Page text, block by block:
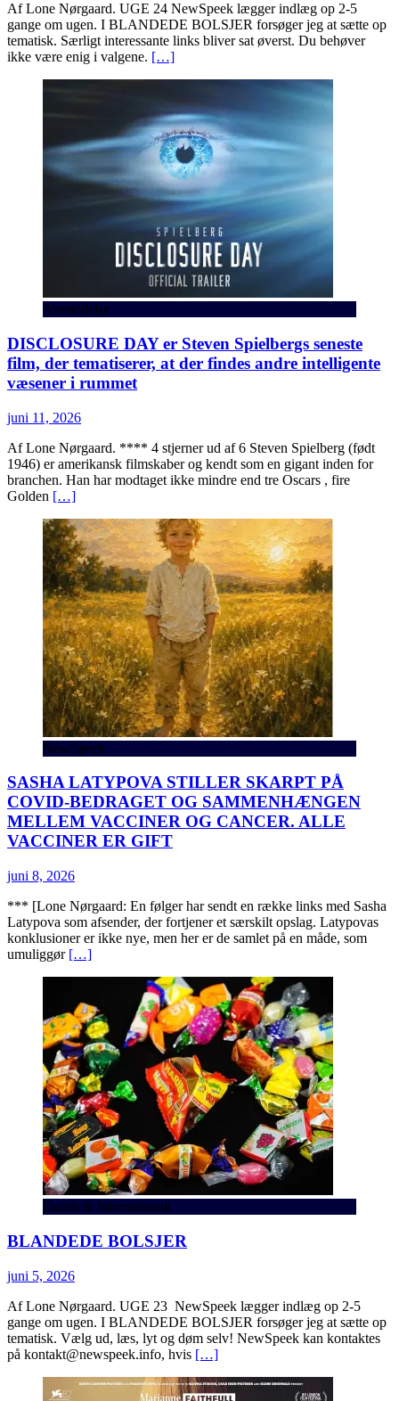
Af Lone Nørgaard. UGE 24 NewSpeek lægger indlæg op 2-5
gange om ugen. I BLANDEDE BOLSJER forsøger jeg at sætte op
tematisk. Særligt interessante links bliver sat øverst. Du behøver
ikke være enig i valgene. […]
Anmeldelse
DISCLOSURE DAY er Steven Spielbergs seneste
film, der tematiserer, at der findes andre intelligente
væsener i rummet
juni 11, 2026
Af Lone Nørgaard. **** 4 stjerner ud af 6 Steven Spielberg (født
1946) er amerikansk filmskaber og kendt som en gigant inden for
branchen. Han har modtaget ikke mindre end tre Oscars , fire
Golden […]
NewSpeek
SASHA LATYPOVA STILLER SKARPT PÅ
COVID-BEDRAGET OG SAMMENHÆNGEN
MELLEM VACCINER OG CANCER. ALLE
VACCINER ER GIFT
juni 8, 2026
*** [Lone Nørgaard: En følger har sendt en række links med Sasha
Latypova som afsender, der fortjener et særskilt opslag. Latypovas
konklusioner er ikke nye, men her er de samlet på en måde, som
umuliggør […]
Dansk & Internationalt
BLANDEDE BOLSJER
juni 5, 2026
Af Lone Nørgaard. UGE 23 NewSpeek lægger indlæg op 2-5
gange om ugen. I BLANDEDE BOLSJER forsøger jeg at sætte op
tematisk. Vælg ud, læs, lyt og døm selv! NewSpeek kan kontaktes
på kontakt@newspeek.info, hvis […]